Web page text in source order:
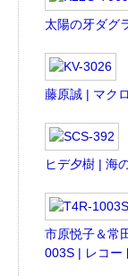
太陽の牙ダグ
藤原誠 | マク
ヒデ夕樹 | 海
市原悦子＆常
003S | レコー